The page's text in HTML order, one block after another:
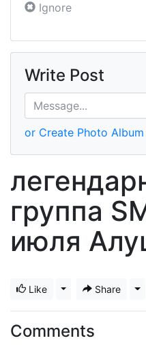
Ignore
Write Post
or Create Photo Album
группа
июля
Like Toggle Dropdown
Share
Comments